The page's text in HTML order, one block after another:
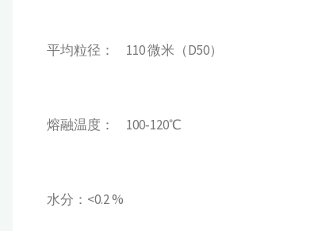
平均粒径： 110 微米（D50）
熔融温度： 100‐120℃
水分：<0.2 %